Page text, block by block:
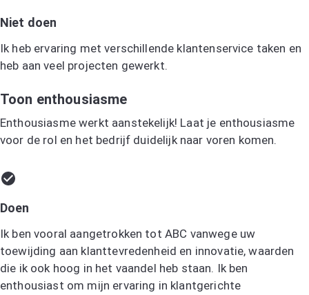
Niet doen
Ik heb ervaring met verschillende klantenservice taken en
heb aan veel projecten gewerkt.
Toon enthousiasme
Enthousiasme werkt aanstekelijk! Laat je enthousiasme
voor de rol en het bedrijf duidelijk naar voren komen.
Doen
Ik ben vooral aangetrokken tot ABC vanwege uw
toewijding aan klanttevredenheid en innovatie, waarden
die ik ook hoog in het vaandel heb staan. Ik ben
enthousiast om mijn ervaring in klantgerichte